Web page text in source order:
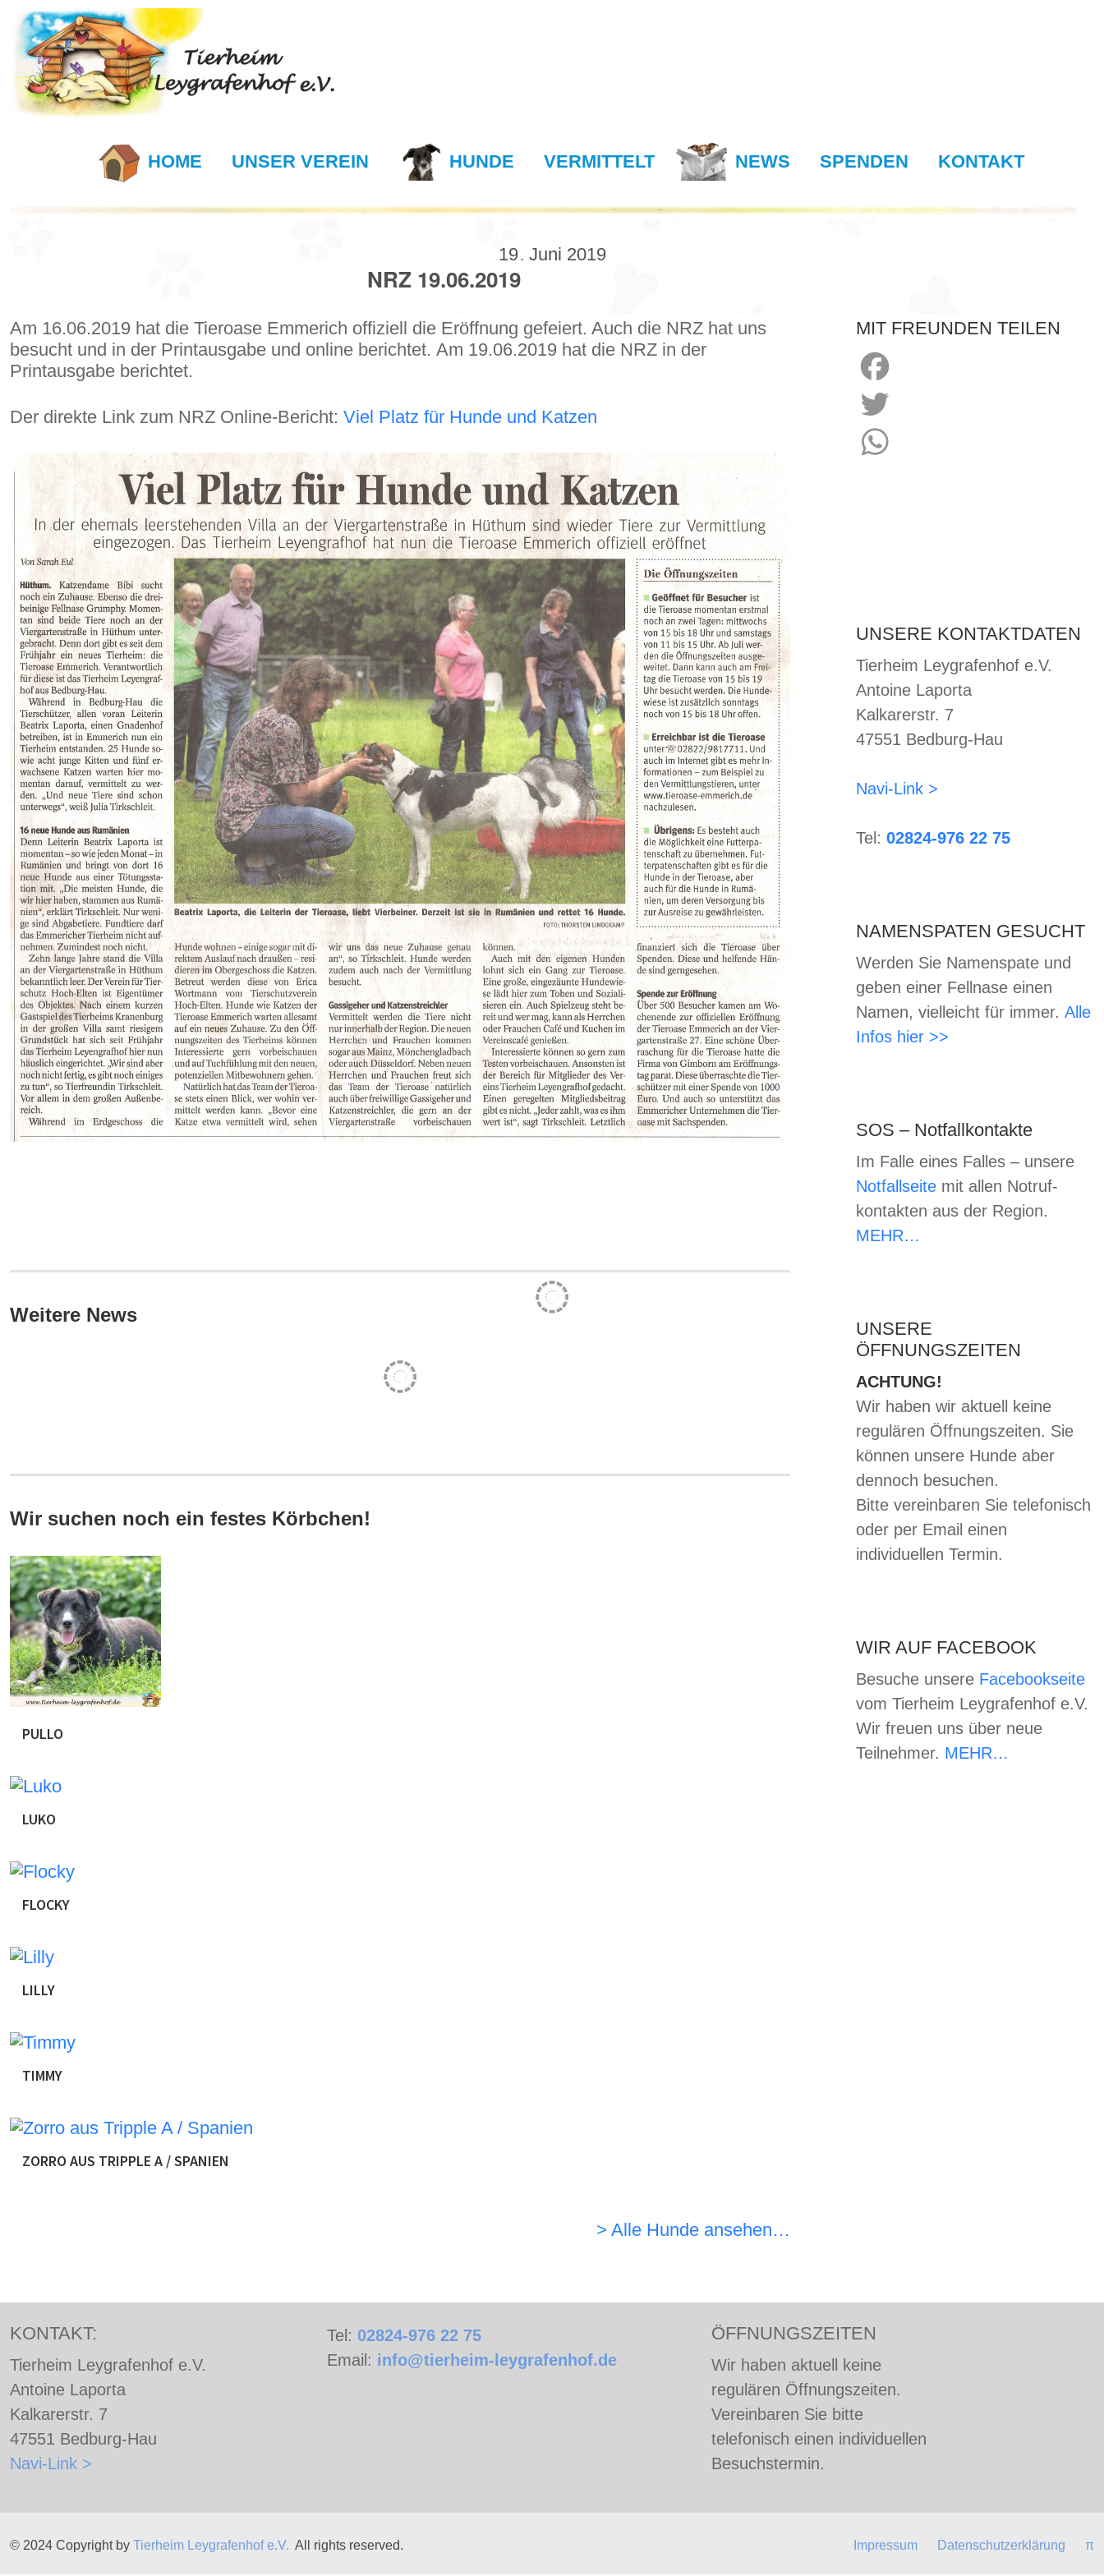
HOME UNSER VEREIN HUNDE VERMITTELT NEWS SPENDEN KONTAKT
19. Juni 2019
NRZ 19.06.2019
Am 16.06.2019 hat die Tieroase Emmerich offiziell die Eröffnung gefeiert. Auch die NRZ hat uns
besucht und in der Printausgabe und online berichtet. Am 19.06.2019 hat die NRZ in der
Printausgabe berichtet.
Der direkte Link zum NRZ Online-Bericht: Viel Platz für Hunde und Katzen
Weitere News
Wir suchen noch ein festes Körbchen!
PULLO
wurde das Ziel aus ihm ein nettes Kerlchen rauszuholen erreicht. Mittlerweile lernt er auch mit Menschen im
LUKO
anderen Hunden und Menschen zu lernen. Ferner gab die Familie ihm zu wenig Sicherheit. Denn er zeigte sich
FLOCKY
jetzt Ansätze das er zwischen durch mal relaxen kann. Flocky wartet bei uns auf seine neue Familie. Da uns
LILLY
Hunde liebevoll umsorgt und aufgepäppelt. Lilly ist laut Pass am 01.06.2020 geboren und hat […]
TIMMY
keinen Tierarzt mehr besuchte hatte, war dies unser erster Weg mit dem kleinen Mann. Er bekam alle nötigen
ZORRO AUS TRIPPLE A / SPANIEN
> Alle Hunde ansehen…
MIT FREUNDEN TEILEN
Facebook
Twitter
UNSERE KONTAKTDATEN
Tierheim Leygrafenhof e.V.
Antoine Laporta
Kalkarerstr. 7
47551 Bedburg-Hau
Navi-Link >
Tel: 02824-976 22 75
NAMENSPATEN GESUCHT
Werden Sie Namenspate und
geben einer Fellnase einen
Namen, vielleicht für immer. Alle
Infos hier >>
SOS – Notfallkontakte
Im Falle eines Falles – unsere
Notfallseitemit allen Notruf-
kontakten aus der Region.
MEHR…
UNSERE
ÖFFNUNGSZEITEN
ACHTUNG!
Wir haben wir aktuell keine
regulären Öffnungszeiten. Sie
können unsere Hunde aber
dennoch besuchen.
Bitte vereinbaren Sie telefonisch
oder per Email einen
individuellen Termin.
WIR AUF FACEBOOK
Besuche unsere Facebookseite
vom Tierheim Leygrafenhof e.V.
Wir freuen uns über neue
Teilnehmer. MEHR…
KONTAKT:
Tierheim Leygrafenhof e.V.
Antoine Laporta
Kalkarerstr. 7
47551 Bedburg-Hau
Navi-Link >
Tel: 02824-976 22 75
Email: info@tierheim-leygrafenhof.de
ÖFFNUNGSZEITEN
Wir haben aktuell keine
regulären Öffnungszeiten.
Vereinbaren Sie bitte
telefonisch einen individuellen
Besuchstermin.
Impressum Datenschutzerklärung π
© 2024 Copyright by Tierheim Leygrafenhof e.V. All rights reserved.